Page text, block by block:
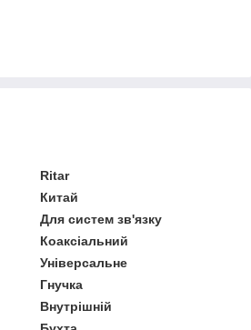
Ritar
Китай
Для систем зв'язку
Коаксіальний
Універсальне
Гнучка
Внутрішній